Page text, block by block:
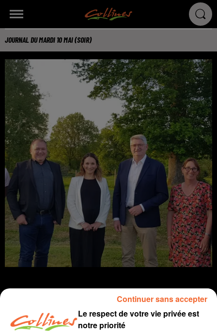
JOURNAL DU MARDI 10 MAI (SOIR)
infos près de ches vous
Le respect de votre vie privée est
notre priorité
Continuer sans accepter